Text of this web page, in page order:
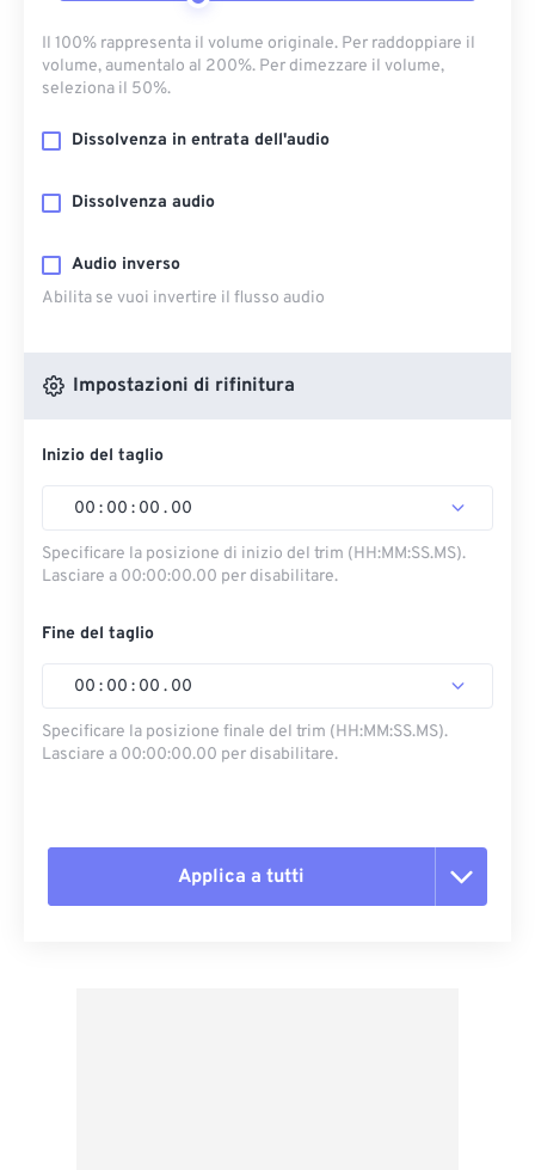
Il 100% rappresenta il volume originale. Per raddoppiare il
volume, aumentalo al 200%. Per dimezzare il volume,
seleziona il 50%.
Dissolvenza in entrata dell'audio
Dissolvenza audio
Audio inverso
Abilita se vuoi invertire il flusso audio
Impostazioni di rifinitura
Inizio del taglio
00 : 00 : 00 . 00
Specificare la posizione di inizio del trim (HH:MM:SS.MS).
Lasciare a 00:00:00.00 per disabilitare.
Fine del taglio
00 : 00 : 00 . 00
Specificare la posizione finale del trim (HH:MM:SS.MS).
Lasciare a 00:00:00.00 per disabilitare.
Applica a tutti